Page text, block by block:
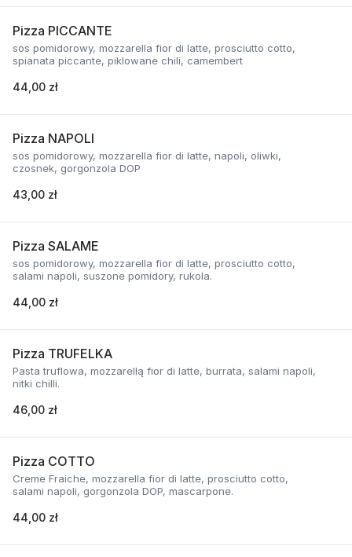
Pizza PICCANTE
sos pomidorowy, mozzarella fior di latte, prosciutto cotto,
spianata piccante, piklowane chili, camembert
44,00 zł
Pizza NAPOLI
sos pomidorowy, mozzarella fior di latte, napoli, oliwki,
czosnek, gorgonzola DOP
43,00 zł
Pizza SALAME
sos pomidorowy, mozzarella fior di latte, prosciutto cotto,
salami napoli, suszone pomidory, rukola.
44,00 zł
Pizza TRUFELKA
Pasta truflowa, mozzarellą fior di latte, burrata, salami napoli,
nitki chilli.
46,00 zł
Pizza COTTO
Creme Fraiche, mozzarella fior di latte, prosciutto cotto,
salami napoli, gorgonzola DOP, mascarpone.
44,00 zł